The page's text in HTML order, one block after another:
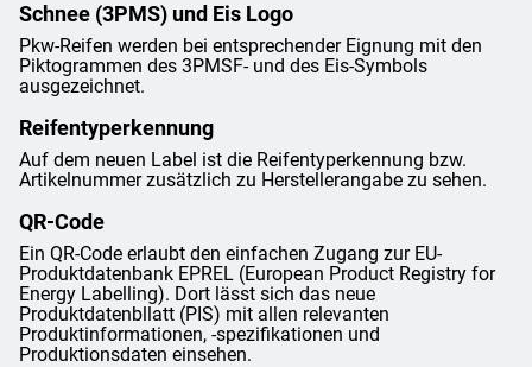
Schnee (3PMS) und Eis Logo
Pkw-Reifen werden bei entsprechender Eignung mit den
Piktogrammen des 3PMSF- und des Eis-Symbols
ausgezeichnet.
Reifentyperkennung
Auf dem neuen Label ist die Reifentyperkennung bzw.
Artikelnummer zusätzlich zu Herstellerangabe zu sehen.
QR-Code
Ein QR-Code erlaubt den einfachen Zugang zur EU-
Produktdatenbank EPREL (European Product Registry for
Energy Labelling). Dort lässt sich das neue
Produktdatenbllatt (PIS) mit allen relevanten
Produktinformationen, -spezifikationen und
Produktionsdaten einsehen.